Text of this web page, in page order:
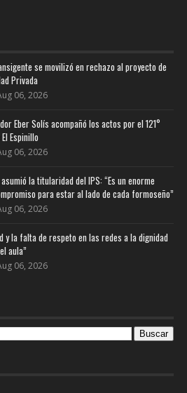
se movilizó en rechazo al proyecto de
Privada
06, 2026
Eber Solís acompañó los actos por el 121°
Espinillo
06, 2026
la titularidad del IPS: “Es un enorme
para estar al lado de cada formoseño”
06, 2026
y la falta de respeto en las redes a la dignidad
aula”
06, 2026